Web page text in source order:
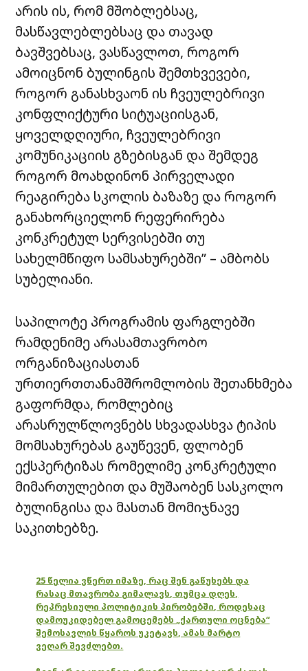
არის ის, რომ მშობლებსაც,
მასწავლებლებსაც და თავად
ბავშვებსაც, ვასწავლოთ, როგორ
ამოიცნონ ბულინგის შემთხვევები,
როგორ განასხვაონ ის ჩვეულებრივი
კონფლიქტური სიტუაციისგან,
ყოველდღიური, ჩვეულებრივი
კომუნიკაციის გზებისგან და შემდეგ
როგორ მოახდინონ პირველადი
რეაგირება სკოლის ბაზაზე და როგორ
განახორციელონ რეფერირება
კონკრეტულ სერვისებში თუ
სახელმწიფო სამსახურებში” – ამბობს
სუბელიანი.
საპილოტე პროგრამის ფარგლებში
რამდენიმე არასამთავრობო
ორგანიზაციასთან
ურთიერთთანამშრომლობის შეთანხმება
გაფორმდა, რომლებიც
არასრულწლოვნებს სხვადასხვა ტიპის
მომსახურებას გაუწევენ, ფლობენ
ექსპერტიზას რომელიმე კონკრეტული
მიმართულებით და მუშაობენ სასკოლო
ბულინგისა და მასთან მომიჯნავე
საკითხებზე.
25 წელია ვწერთ იმაზე, რაც შენ გაწუხებს და
რასაც მთავრობა გიმალავს, თუმცა დღეს,
რეპრესიული პოლიტიკის პირობებში, როდესაც
დამოუკიდებელ გამოცემებს „ქართული ოცნება“
შემოსავლის წყაროს უკეტავს, ამას მარტო
ვეღარ შევძლებთ.